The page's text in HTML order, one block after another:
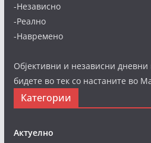
-Независно
-Реално
-Навремено
Објективни и независни дневни
бидете во тек со настаните во
Категории
Актуелно